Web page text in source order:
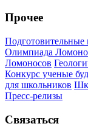
Прочее
Подготовительные
Олимпиада
Ломоносов
Конкурс ученые
для школьников
Пресс-релизы
Связаться